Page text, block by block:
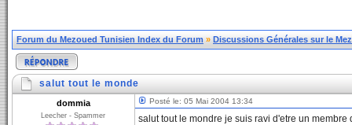
Forum du Mezoued Tunisien Index du Forum » Discussions Générales sur le
salut tout le monde
dommia
Leecher - Spammer
Posté le: 05 Mai 2004 13:34
salut tout le mondre je suis ravi d'etre un